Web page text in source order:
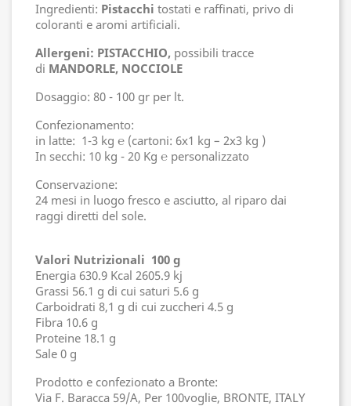
Ingredienti: Pistacchi tostati e raffinati, privo di
coloranti e aromi artificiali.
Allergeni: PISTACCHIO, possibili tracce
di MANDORLE, NOCCIOLE
Dosaggio: 80 - 100 gr per lt.
Confezionamento:
in latte: 1-3 kg ℮ (cartoni: 6x1 kg – 2x3 kg )
In secchi: 10 kg - 20 Kg ℮ personalizzato
Conservazione:
24 mesi in luogo fresco e asciutto, al riparo dai
raggi diretti del sole.
Valori Nutrizionali 100 g
Energia 630.9 Kcal 2605.9 kj
Grassi 56.1 g di cui saturi 5.6 g
Carboidrati 8,1 g di cui zuccheri 4.5 g
Fibra 10.6 g
Proteine 18.1 g
Sale 0 g
Prodotto e confezionato a Bronte:
Via F. Baracca 59/A, Per 100voglie, BRONTE, ITALY